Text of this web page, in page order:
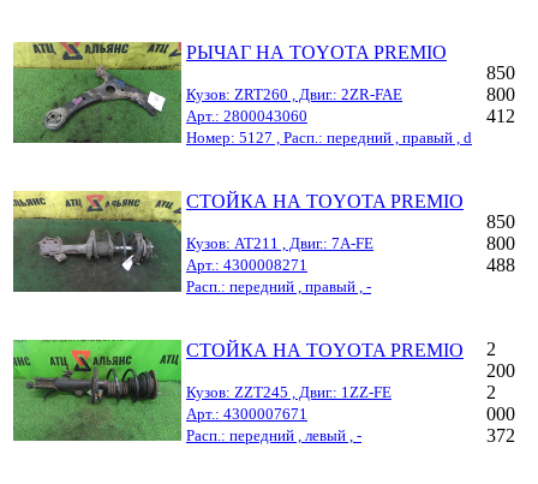
РЫЧАГ НА TOYOTA PREMIO
Кузов: ZRT260 , Двиг.: 2ZR-FAE
Арт.: 2800043060
Номер: 5127 , Расп.: передний , правый , d
850
800
412
СТОЙКА НА TOYOTA PREMIO
Кузов: AT211 , Двиг.: 7A-FE
Арт.: 4300008271
Расп.: передний , правый , -
850
800
488
СТОЙКА НА TOYOTA PREMIO
Кузов: ZZT245 , Двиг.: 1ZZ-FE
Арт.: 4300007671
Расп.: передний , левый , -
2
200
2
000
372